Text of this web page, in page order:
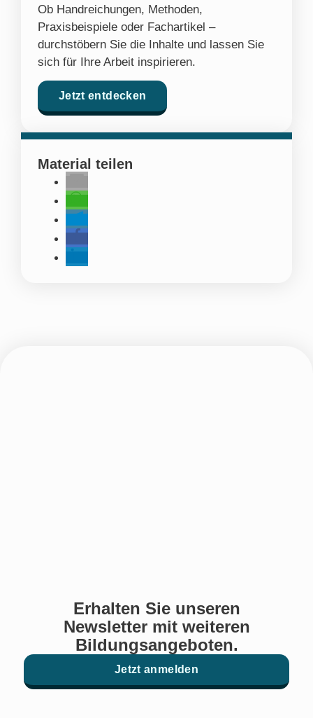
Ob Handreichungen, Methoden,
Praxisbeispiele oder Fachartikel –
durchstöbern Sie die Inhalte und lassen Sie
sich für Ihre Arbeit inspirieren.
Jetzt entdecken
Material teilen
Erhalten Sie unseren
Newsletter mit weiteren
Bildungsangeboten.
Jetzt anmelden